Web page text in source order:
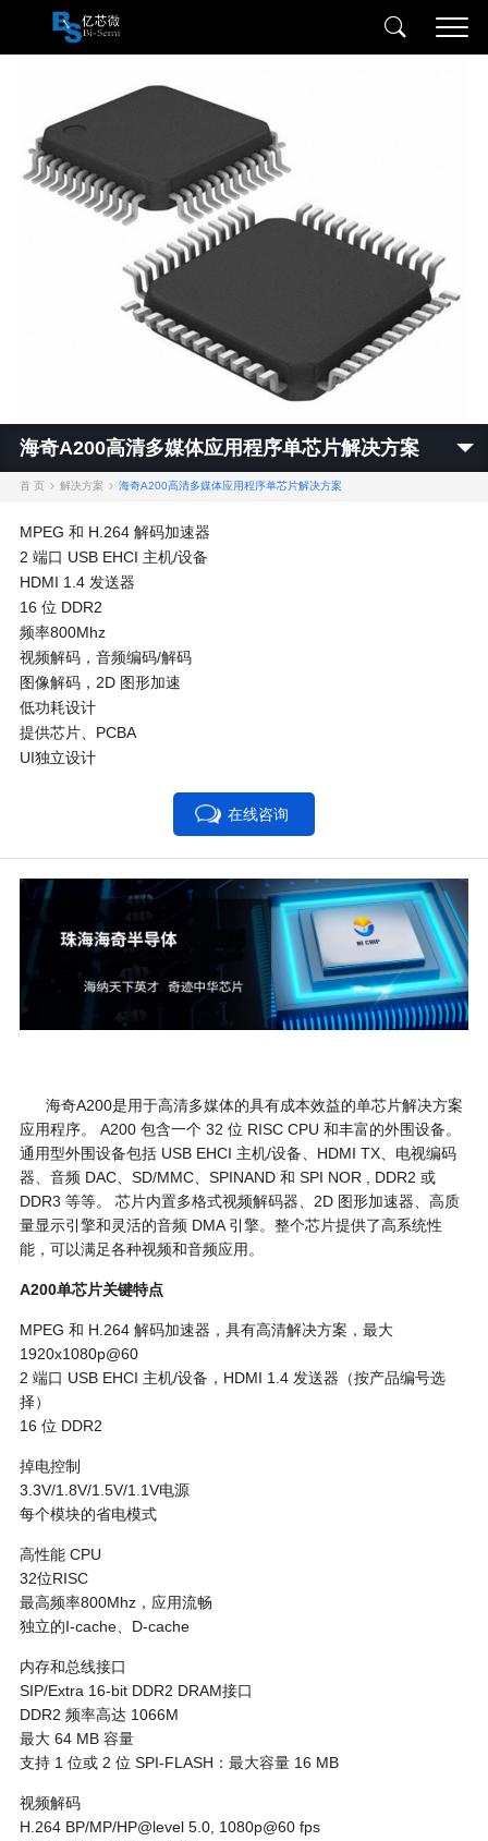
海奇A200高清多媒体应用程序单芯片解决方案
首 页 解决方案 海奇A200高清多媒体应用程序单芯片解决方案
MPEG 和 H.264 解码加速器
2 端口 USB EHCI 主机/设备
HDMI 1.4 发送器
16 位 DDR2
频率800Mhz
视频解码，音频编码/解码
图像解码，2D 图形加速
低功耗设计
提供芯片、PCBA
UI独立设计
在线咨询
海奇A200是用于高清多媒体的具有成本效益的单芯片解决方案
应用程序。 A200 包含一个 32 位 RISC CPU 和丰富的外围设备。
通用型外围设备包括 USB EHCI 主机/设备、HDMI TX、电视编码
器、音频 DAC、SD/MMC、SPINAND 和 SPI NOR , DDR2 或
DDR3 等等。 芯片内置多格式视频解码器、2D 图形加速器、高质
量显示引擎和灵活的音频 DMA 引擎。整个芯片提供了高系统性
能，可以满足各种视频和音频应用。
A200单芯片关键特点
MPEG 和 H.264 解码加速器，具有高清解决方案，最大
1920x1080p@60
2 端口 USB EHCI 主机/设备，HDMI 1.4 发送器（按产品编号选
择）
16 位 DDR2
掉电控制
3.3V/1.8V/1.5V/1.1V电源
每个模块的省电模式
高性能 CPU
32位RISC
最高频率800Mhz，应用流畅
独立的I-cache、D-cache
内存和总线接口
SIP/Extra 16-bit DDR2 DRAM接口
DDR2 频率高达 1066M
最大 64 MB 容量
支持 1 位或 2 位 SPI-FLASH：最大容量 16 MB
视频解码
H.264 BP/MP/HP@level 5.0, 1080p@60 fps